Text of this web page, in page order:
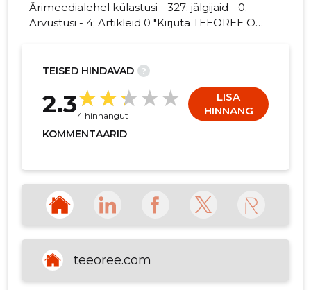
Ärimeedialehel külastusi - 327; jälgijaid - 0.
Arvustusi - 4; Artikleid 0 "Kirjuta TEEOREE OÜ
TEISED HINDAVAD ?
2.34 hinnangut
LISA
HINNANG
KOMMENTAARID
teeoree.com